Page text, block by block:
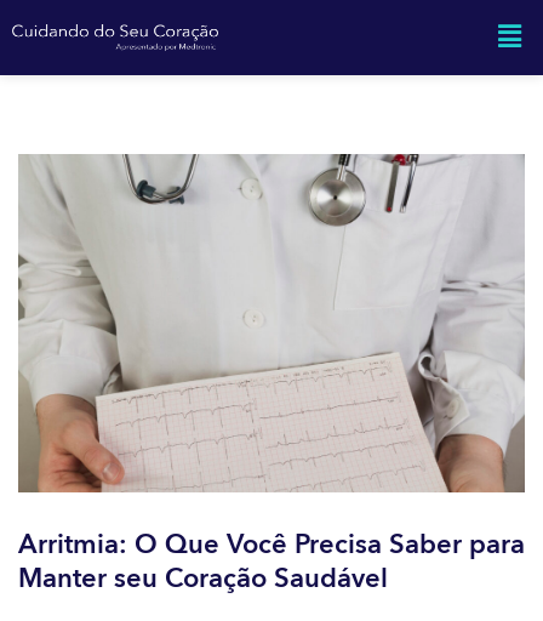
Arritmia: O Que Você Precisa Saber para
Manter seu Coração Saudável